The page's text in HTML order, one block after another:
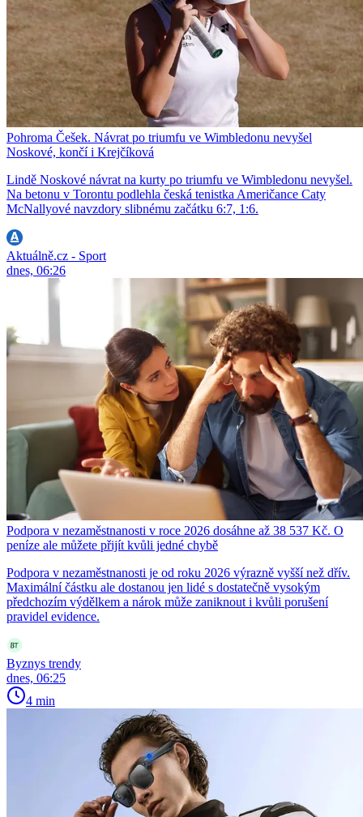
Pohroma Češek. Návrat po triumfu ve Wimbledonu nevyšel
Noskové, končí i Krejčíková
Lindě Noskové návrat na kurty po triumfu ve Wimbledonu nevyšel.
Na betonu v Torontu podlehla česká tenistka Američance Caty
McNallyové navzdory slibnému začátku 6:7, 1:6.
Aktuálně.cz - Sport
dnes, 06:26
Podpora v nezaměstnanosti v roce 2026 dosáhne až 38 537 Kč. O
peníze ale můžete přijít kvůli jedné chybě
Podpora v nezaměstnanosti je od roku 2026 výrazně vyšší než dřív.
Maximální částku ale dostanou jen lidé s dostatečně vysokým
předchozím výdělkem a nárok může zaniknout i kvůli porušení
pravidel evidence.
Byznys trendy
dnes, 06:25
4 min